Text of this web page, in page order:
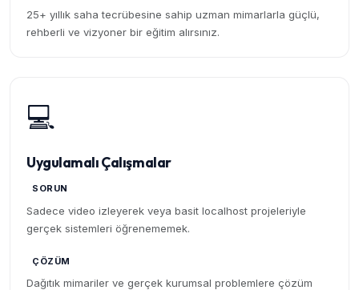
25+ yıllık saha tecrübesine sahip uzman mimarlarla güçlü,
rehberli ve vizyoner bir eğitim alırsınız.
💻
Uygulamalı Çalışmalar
SORUN
Sadece video izleyerek veya basit localhost projeleriyle
gerçek sistemleri öğrenememek.
ÇÖZÜM
Dağıtık mimariler ve gerçek kurumsal problemlere çözüm